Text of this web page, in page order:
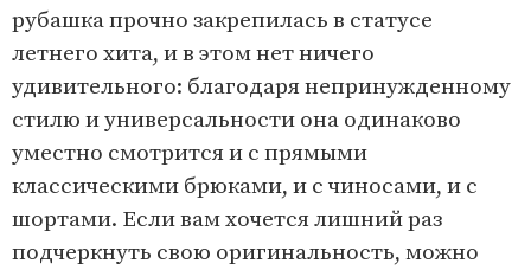
рубашка прочно закрепилась в статусе
летнего хита, и в этом нет ничего
удивительного: благодаря непринужденному
стилю и универсальности она одинаково
уместно смотрится и с прямыми
классическими брюками, и с чиносами, и с
шортами. Если вам хочется лишний раз
подчеркнуть свою оригинальность, можно